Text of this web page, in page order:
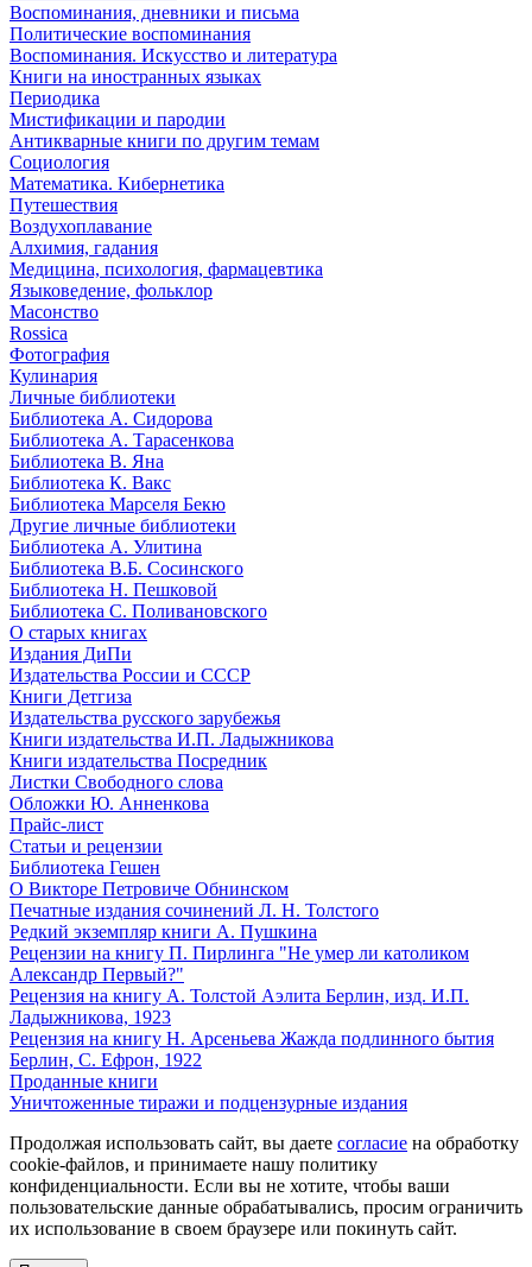
Воспоминания, дневники и письма
Политические воспоминания
Воспоминания. Искусство и литература
Книги на иностранных языках
Периодика
Мистификации и пародии
Антикварные книги по другим темам
Социология
Математика. Кибернетика
Путешествия
Воздухоплавание
Алхимия, гадания
Медицина, психология, фармацевтика
Языковедение, фольклор
Масонство
Rossica
Фотография
Кулинария
Личные библиотеки
Библиотека А. Сидорова
Библиотека А. Тарасенкова
Библиотека В. Яна
Библиотека К. Вакс
Библиотека Марселя Бекю
Другие личные библиотеки
Библиотека А. Улитина
Библиотека В.Б. Сосинского
Библиотека Н. Пешковой
Библиотека С. Поливановского
О старых книгах
Издания ДиПи
Издательства России и СССР
Книги Детгиза
Издательства русского зарубежья
Книги издательства И.П. Ладыжникова
Книги издательства Посредник
Листки Свободного слова
Обложки Ю. Анненкова
Прайс-лист
Статьи и рецензии
Библиотека Гешен
О Викторе Петровиче Обнинском
Печатные издания сочинений Л. Н. Толстого
Редкий экземпляр книги А. Пушкина
Рецензии на книгу П. Пирлинга "Не умер ли католиком
Александр Первый?"
Рецензия на книгу А. Толстой Аэлита Берлин, изд. И.П.
Ладыжникова, 1923
Рецензия на книгу Н. Арсеньева Жажда подлинного бытия
Берлин, С. Ефрон, 1922
Проданные книги
Уничтоженные тиражи и подцензурные издания
Продолжая использовать сайт, вы даете согласие на обработку
cookie-файлов, и принимаете нашу политику
конфиденциальности. Если вы не хотите, чтобы ваши
пользовательские данные обрабатывались, просим ограничить
их использование в своем браузере или покинуть сайт.